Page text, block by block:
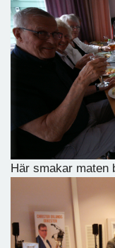
Här smakar maten